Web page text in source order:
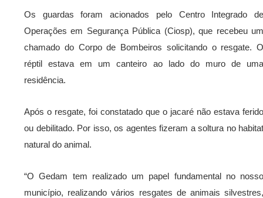
Os guardas foram acionados pelo Centro Integrado de
Operações em Segurança Pública (Ciosp), que recebeu um
chamado do Corpo de Bombeiros solicitando o resgate. O
réptil estava em um canteiro ao lado do muro de uma
residência.
Após o resgate, foi constatado que o jacaré não estava ferido
ou debilitado. Por isso, os agentes fizeram a soltura no habitat
natural do animal.
“O Gedam tem realizado um papel fundamental no nosso
município, realizando vários resgates de animais silvestres,